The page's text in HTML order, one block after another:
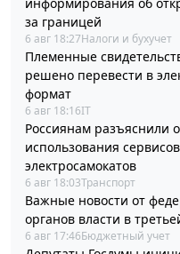
за границей
6 авг 18:27Налоги и бухучет
Племенные
решено перевести в
формат
6 авг 18:16IT
Россиянам разъяснили
использования
электросамокатов
6 авг 18:03Транспорт
Важные новости от
органов власти в
6 авг 17:46Бюджетный учет